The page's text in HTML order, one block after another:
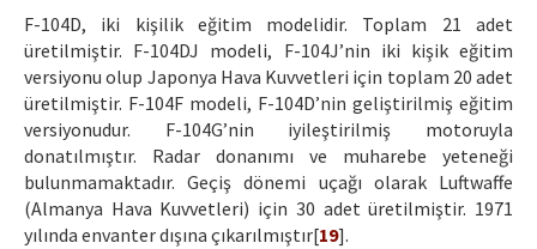
F-104D, iki kişilik eğitim modelidir. Toplam 21 adet
üretilmiştir. F-104DJ modeli, F-104J’nin iki kişik eğitim
versiyonu olup Japonya Hava Kuvvetleri için toplam 20 adet
üretilmiştir. F-104F modeli, F-104D’nin geliştirilmiş eğitim
versiyonudur. F-104G’nin iyileştirilmiş motoruyla
donatılmıştır. Radar donanımı ve muharebe yeteneği
bulunmamaktadır. Geçiş dönemi uçağı olarak Luftwaffe
(Almanya Hava Kuvvetleri) için 30 adet üretilmiştir. 1971
yılında envanter dışına çıkarılmıştır[19].